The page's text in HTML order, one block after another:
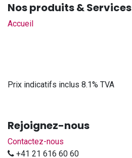
Nos produits & Services
Accueil
Prix indicatifs inclus 8.1% TVA
Rejoignez-nous
Contactez-nous
+41 21 616 60 60